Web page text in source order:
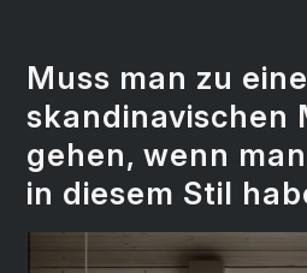
Muss man zu
skandinavischen
gehen, wenn
in diesem Stil